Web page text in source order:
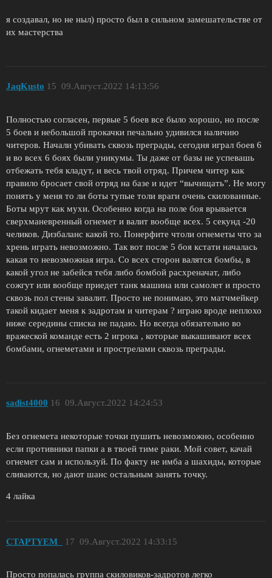
я создавал, но не ныл) просто был в сильном замешательстве от
их мастерства
JaqKusto 09.Август.2022 14:13:56
15
Полностью согласен, первые 5 боев все было хорошо, но после
5 боев и небольшой прокачки печально удивился наличию
читеров. Начали убивать сквозь преграды, сегодня играл боев 6
и во всех 6 боях были уникумы. Ты даже от базы не успевашь
отбежать тебя кладут, и весь твой отряд. Причем читер как
правило бросает свой отряд на базе и идет “вычищать”. Не могу
понять у меня то ли боты тупые толи враги очень скилованные.
Боты мрут как мухи. Особенно когда на поле боя врывается
сверхманевренный огнемет и валит вообще всех. 5 секунд -20
челиков. Дизбаланс какой то. Понерфите чтоли огнеметы что за
хрень играть невозможно. Так вот после 5 боя кстати началась
какая то невозможная игра. Со всех сторон валятся бомбы, в
какой угол не забейся тебя либо бомбой расхреначат, либо
сожгут или вообще приедет танк машина или самолет и просто
сквозь пол стены завалит. Просто не понимаю, это матчмейкер
такой кидает меня к задротам и читерам ? играю вроде неплохо
ниже середины списка не падаю. Но всегда обязательно во
вражеской команде есть 2 игрока , которые выкашивают всех
бомбами, огнеметами и прострелами сквозь преграды.
sadist4000 09.Август.2022 14:24:53
16
Без огнемета некоторые точки пушить невозможно, особенно
если противники папки а в твоей тиме раки. Мой совет, качай
огнемет сам и используй. По факту не имба а шахиды, которые
сливаются, но дают шанс остальным занять точку.
4 лайка
CTAPTYEM_ 09.Август.2022 14:33:15
17
Просто попалась группа скиловиков-задротов легко